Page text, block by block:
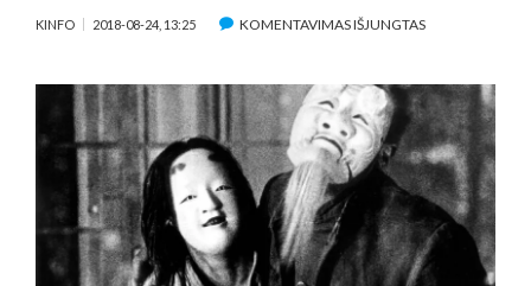
KINFO 2018-08-24, 13:25 KOMENTAVIMAS IŠJUNGTASĮRAŠE
KINO
MYLĖTOJUS
Į
SALES
SUGRĄŽINS
NET
KETURI
LEGENDINIO